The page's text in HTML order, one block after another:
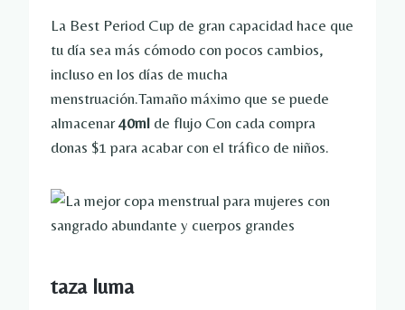
La Best Period Cup de gran capacidad hace que
tu día sea más cómodo con pocos cambios,
incluso en los días de mucha
menstruación.Tamaño máximo que se puede
almacenar40ml de flujo Con cada compra
donas $1 para acabar con el tráfico de niños.
taza luma